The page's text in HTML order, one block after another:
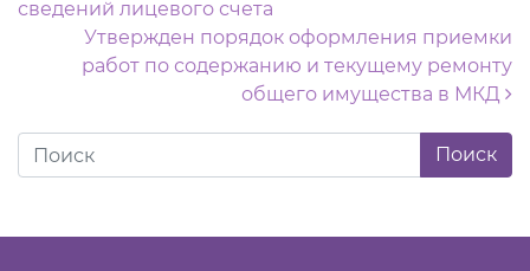
сведений лицевого счета
Утвержден порядок оформления приемки
работ по содержанию и текущему ремонту
общего имущества в МКД